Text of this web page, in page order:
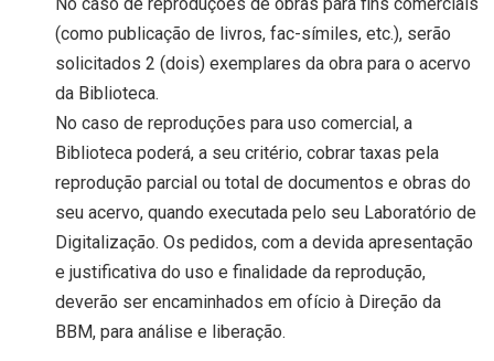
(como publicação de livros, fac-símiles, etc.), serão
solicitados 2 (dois) exemplares da obra para o acervo
da Biblioteca.
No caso de reproduções para uso comercial, a
Biblioteca poderá, a seu critério, cobrar taxas pela
reprodução parcial ou total de documentos e obras do
seu acervo, quando executada pelo seu Laboratório de
Digitalização. Os pedidos, com a devida apresentação
e justificativa do uso e finalidade da reprodução,
deverão ser encaminhados em ofício à Direção da
BBM, para análise e liberação.